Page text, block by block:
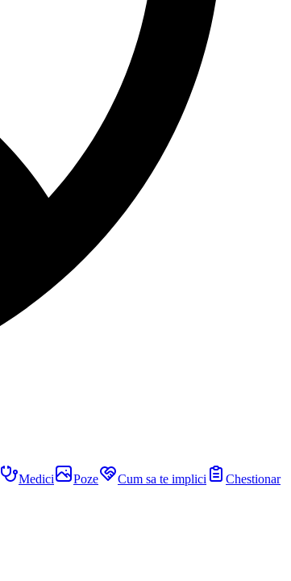
Medici Poze Cum sa te implici
Chestionar